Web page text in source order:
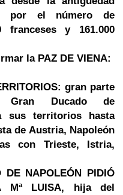
por el número de
franceses y 161.000
la PAZ DE VIENA:
: gran parte
Ducado de
sus territorios hasta
de Austria, Napoleón
con Trieste, Istria,
DE NAPOLEÓN PIDIÓ
Mª LUISA, hija del